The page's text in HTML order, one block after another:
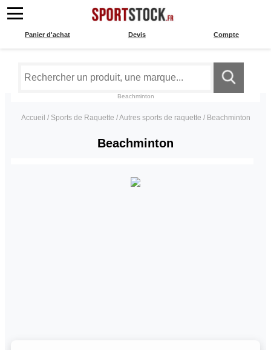
Compte
Devis
Panier d'achat
Beachminton
Accueil / Sports de Raquette /Autres sports de raquette / Beachminton
Beachminton